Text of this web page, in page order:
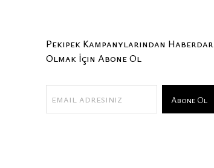
Pekipek Kampanylarından Haberdar
Olmak İçin Abone Ol
Abone Ol